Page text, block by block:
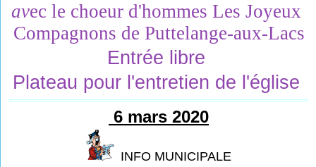
avec le choeur d'hommes Les Joyeux
Compagnons de Puttelange-aux-Lacs
Entrée libre
Plateau pour l'entretien de l'église
6 mars 2020
INFO MUNICIPALE